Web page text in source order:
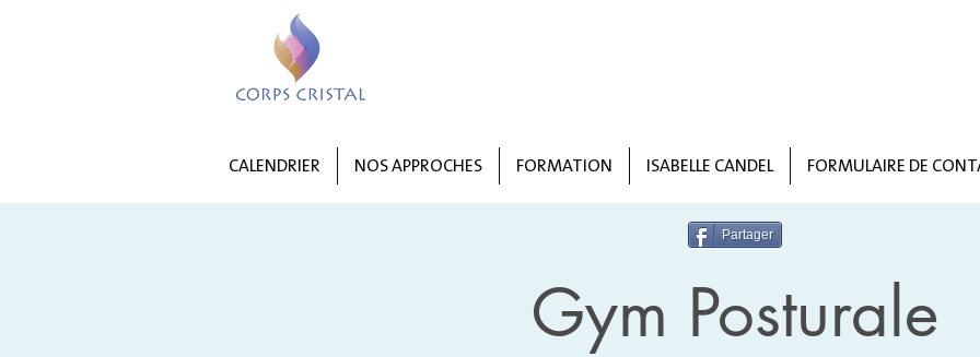
CALENDRIER NOS APPROCHES FORMATION ISABELLE CANDEL FORMULAIRE DE
Gym Posturale
Partager